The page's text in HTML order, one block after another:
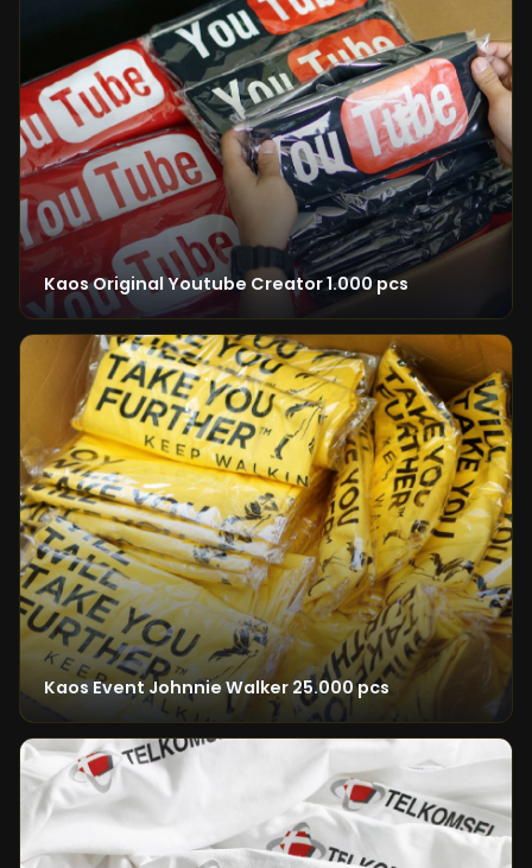
Kaos Original Youtube Creator 1.000 pcs
Kaos Event Johnnie Walker 25.000 pcs